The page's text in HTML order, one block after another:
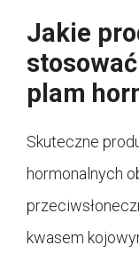
Jakie
plam
Skuteczne
hormonalnych
kwasem